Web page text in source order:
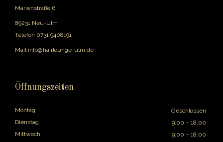
Marienstraße 6
89231 Neu-Ulm
Telefon 0731 9408191
Mail info@hairlounge-ulm.de
Öffnungszeiten
Montag
Geschlossen
Dienstag
9:00 – 18:00
Mittwoch
9:00 – 18:00